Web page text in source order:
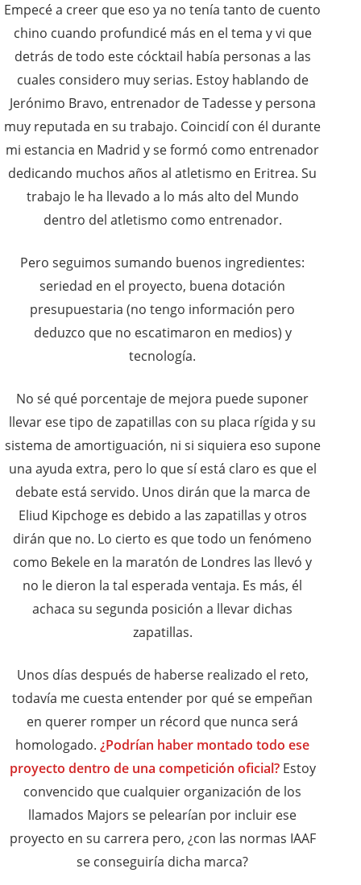
Empecé a creer que eso ya no tenía tanto de cuento
chino cuando profundicé más en el tema y vi que
detrás de todo este cócktail había personas a las
cuales considero muy serias. Estoy hablando de
Jerónimo Bravo, entrenador de Tadesse y persona
muy reputada en su trabajo. Coincidí con él durante
mi estancia en Madrid y se formó como entrenador
dedicando muchos años al atletismo en Eritrea. Su
trabajo le ha llevado a lo más alto del Mundo
dentro del atletismo como entrenador.
Pero seguimos sumando buenos ingredientes:
seriedad en el proyecto, buena dotación
presupuestaria (no tengo información pero
deduzco que no escatimaron en medios) y
tecnología.
No sé qué porcentaje de mejora puede suponer
llevar ese tipo de zapatillas con su placa rígida y su
sistema de amortiguación, ni si siquiera eso supone
una ayuda extra, pero lo que sí está claro es que el
debate está servido. Unos dirán que la marca de
Eliud Kipchoge es debido a las zapatillas y otros
dirán que no. Lo cierto es que todo un fenómeno
como Bekele en la maratón de Londres las llevó y
no le dieron la tal esperada ventaja. Es más, él
achaca su segunda posición a llevar dichas
zapatillas.
Unos días después de haberse realizado el reto,
todavía me cuesta entender por qué se empeñan
en querer romper un récord que nunca será
homologado. ¿Podrían haber montado todo ese
proyecto dentro de una competición oficial?Estoy
convencido que cualquier organización de los
llamados Majors se pelearían por incluir ese
proyecto en su carrera pero, ¿con las normas IAAF
se conseguiría dicha marca?